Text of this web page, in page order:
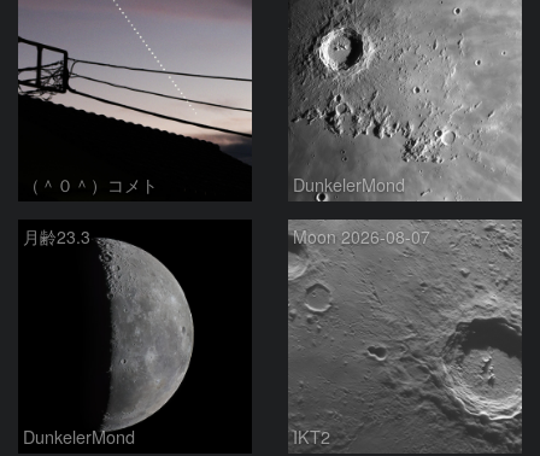
（＾０＾）コメト DunkelerMond
月齢23.3
DunkelerMond
Moon 2026-08-07
IKT2